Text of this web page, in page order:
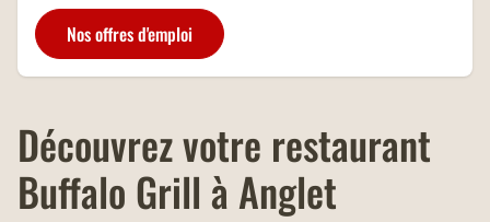
Nos offres d'emploi
Découvrez votre restaurant
Buffalo Grill à Anglet